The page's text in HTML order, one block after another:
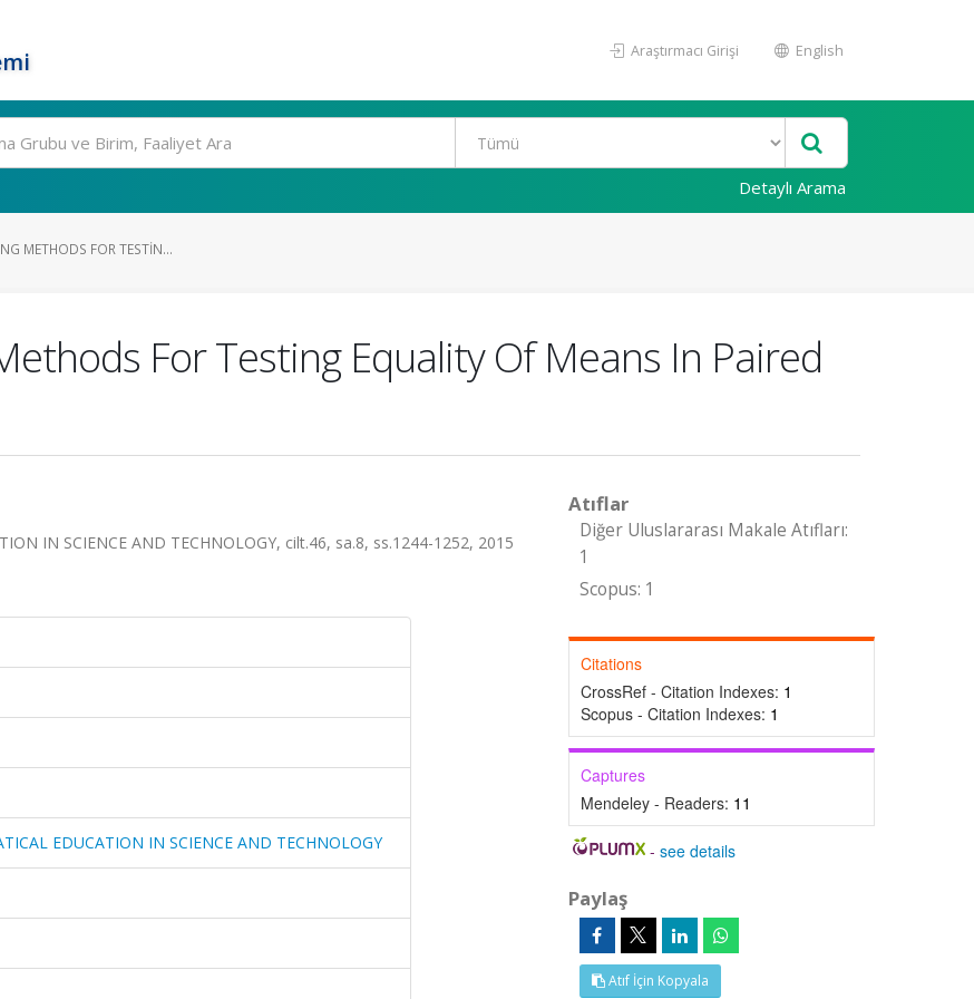
Araştırmacı Girişi English
Detaylı Arama
METHODS FOR TESTIN...
For Testing Equality Of Means In Paired
IN SCIENCE AND TECHNOLOGY, cilt.46, sa.8, ss.1244-1252, 2015
EDUCATION IN SCIENCE AND TECHNOLOGY
Atıflar
Diğer Uluslararası Makale Atıfları:
1
Scopus: 1
Citations
CrossRef - Citation Indexes: 1
Scopus - Citation Indexes: 1
Captures
Mendeley - Readers: 11
-see details
Paylaş
Atıf İçin Kopyala